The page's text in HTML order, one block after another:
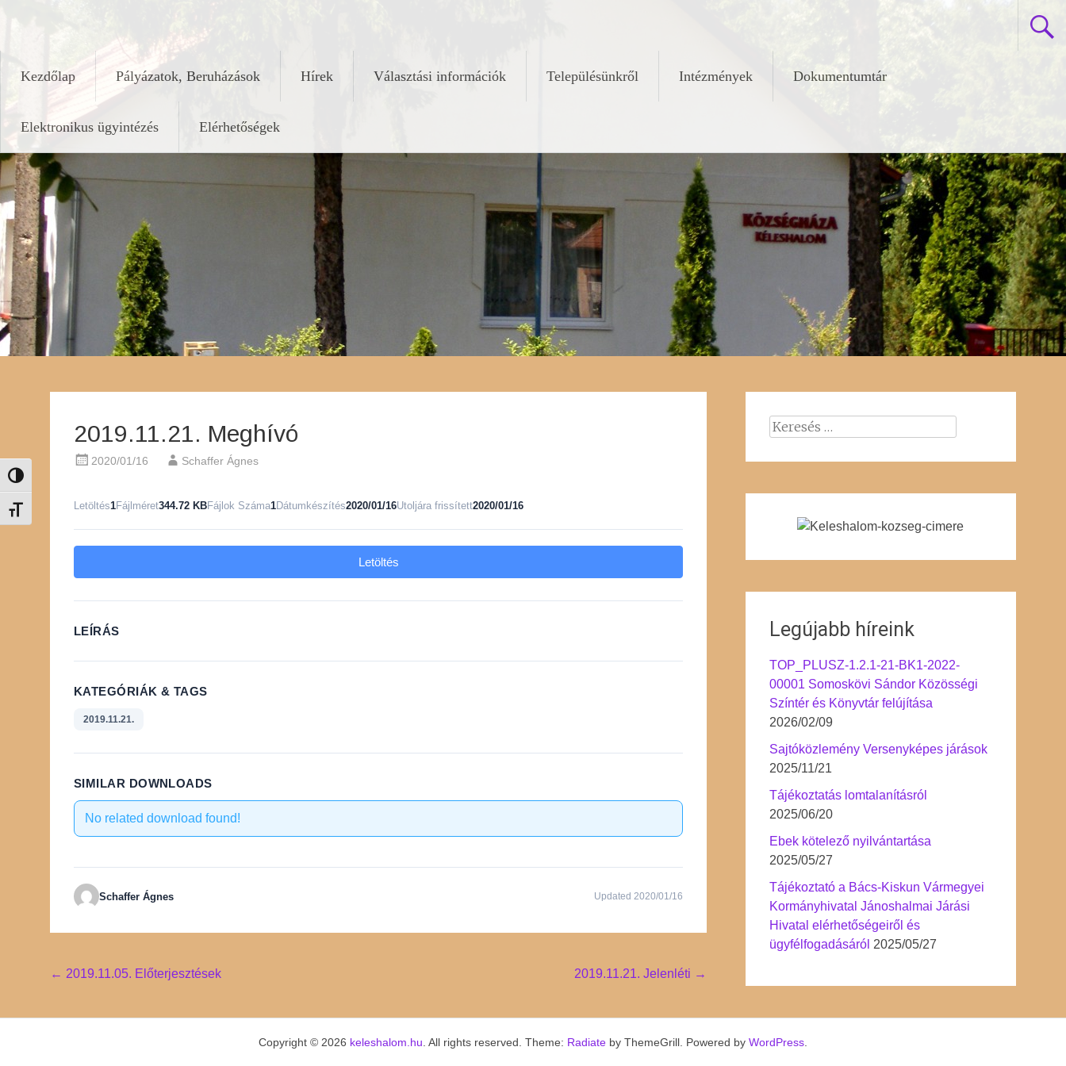
Nagy kontraszt váltása
Betűméret váltása
Kezdőlap Pályázatok, Beruházások Hírek Választási információk Településünkről Intézmények Dokumentumtár
Elektronikus ügyintézés Elérhetőségek
2019.11.21. Meghívó
2020/01/16 Schaffer Ágnes
Letöltés1Fájlméret344.72 KBFájlok Száma1Dátumkészítés2020/01/16Utoljára frissített2020/01/16
Letöltés
LEÍRÁS
KATEGÓRIÁK & TAGS
2019.11.21.
SIMILAR DOWNLOADS
No related download found!
Schaffer Ágnes Updated 2020/01/16
Post
← 2019.11.05. Előterjesztések 2019.11.21. Jelenléti →
Keresés:
Legújabb híreink
TOP_PLUSZ-1.2.1-21-BK1-2022-
00001 Somoskövi Sándor Közösségi
Színtér és Könyvtár felújítása
2026/02/09
Sajtóközlemény Versenyképes járások
2025/11/21
Tájékoztatás lomtalanításról
2025/06/20
Ebek kötelező nyilvántartása
2025/05/27
Tájékoztató a Bács-Kiskun Vármegyei
Kormányhivatal Jánoshalmai Járási
Hivatal elérhetőségeiről és
ügyfélfogadásáról 2025/05/27
Copyright © 2026 keleshalom.hu . All rights reserved. Theme: Radiate by ThemeGrill. Powered by WordPress